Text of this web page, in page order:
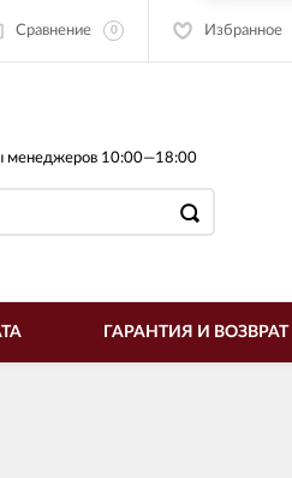
Сравнение 0 Избранное
менеджеров 10:00—18:00
ГАРАНТИЯ И ВОЗВРАТ